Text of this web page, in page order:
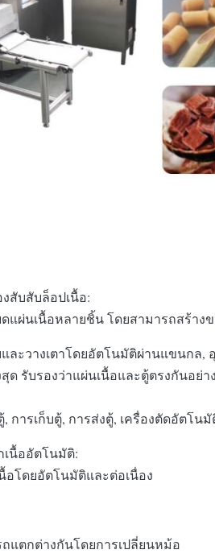
สับสับล็อปเนื้อ:
ดแผ่นเนื้อหลายชิ้น โดยสามารถสร้า
และวางเตาโดยอัตโนมัติผ่านแขนก
รับรองว่าแผ่นเนื้อและตู้ตรงกันอย่
การเก็บตู้, การส่งตู้, เครื่องตัดอัตโน
นื้ออัตโนมัติ:
อโดยอัตโนมัติและต่อเนื่อง
แตกต่างกันโดยการเปลี่ยนหม้อ